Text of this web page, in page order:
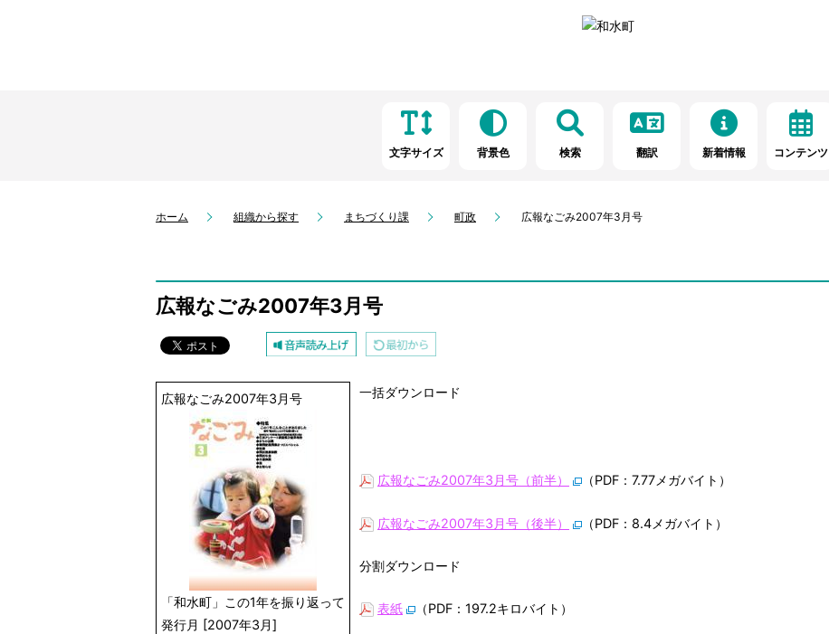
文字サイズ 背景色 検索 翻訳 新着情報 コンテンツ
ホーム 組織から探す まちづくり課 町政 広報なごみ2007年3月号
広報なごみ2007年3月号
広報なごみ2007年3月号
「和水町」この1年を振り返って
発行月 [2007年3月]
一括ダウンロード
広報なごみ2007年3月号（前半） （PDF：7.77メガバイト）
広報なごみ2007年3月号（後半） （PDF：8.4メガバイト）
分割ダウンロード
表紙 （PDF：197.2キロバイト）